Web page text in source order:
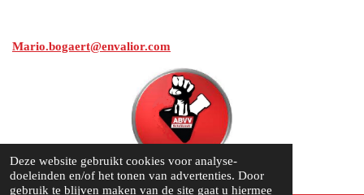
Deze website gebruikt cookies voor analyse-
doeleinden en/of het tonen van advertenties. Door
gebruik te blijven maken van de site gaat u hiermee
Mario.bogaert@envalior.com